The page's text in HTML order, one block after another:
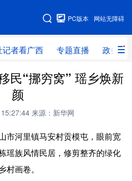
网站无障碍
PC版本
记者看广西 专题直播 政务信
网站地图
民“挪穷窝” 瑶乡焕新
颜
来源：新华网
河里镇马安村贡模屯，眼前宽
瑶族风情民居，修剪整齐的绿化
村画卷。